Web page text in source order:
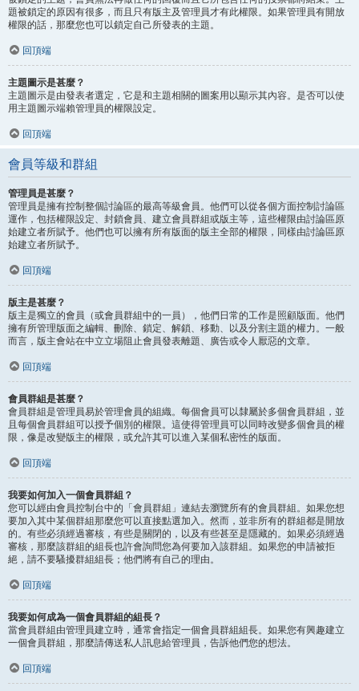
題被鎖定的原因有很多，而且只有版主及管理員才有此權限。如果管理員有開放
權限的話，那麼您也可以鎖定自己所發表的主題。
回頂端
主題圖示是甚麼？
主題圖示是由發表者選定，它是和主題相關的圖案用以顯示其內容。是否可以使
用主題圖示端賴管理員的權限設定。
回頂端
會員等級和群組
管理員是甚麼？
管理員是擁有控制整個討論區的最高等級會員。他們可以從各個方面控制討論區
運作，包括權限設定、封鎖會員、建立會員群組或版主等，這些權限由討論區原
始建立者所賦予。他們也可以擁有所有版面的版主全部的權限，同樣由討論區原
始建立者所賦予。
回頂端
版主是甚麼？
版主是獨立的會員（或會員群組中的一員），他們日常的工作是照顧版面。他們
擁有所管理版面之編輯、刪除、鎖定、解鎖、移動、以及分割主題的權力。一般
而言，版主會站在中立立場阻止會員發表離題、廣告或令人厭惡的文章。
回頂端
會員群組是甚麼？
會員群組是管理員易於管理會員的組織。每個會員可以隸屬於多個會員群組，並
且每個會員群組可以授予個別的權限。這使得管理員可以同時改變多個會員的權
限，像是改變版主的權限，或允許其可以進入某個私密性的版面。
回頂端
我要如何加入一個會員群組？
您可以經由會員控制台中的「會員群組」連結去瀏覽所有的會員群組。如果您想
要加入其中某個群組那麼您可以直接點選加入。然而，並非所有的群組都是開放
的。有些必須經過審核，有些是關閉的，以及有些甚至是隱藏的。如果必須經過
審核，那麼該群組的組長也許會詢問您為何要加入該群組。如果您的申請被拒
絕，請不要騷擾群組組長；他們將有自己的理由。
回頂端
我要如何成為一個會員群組的組長？
當會員群組由管理員建立時，通常會指定一個會員群組組長。如果您有興趣建立
一個會員群組，那麼請傳送私人訊息給管理員，告訴他們您的想法。
回頂端